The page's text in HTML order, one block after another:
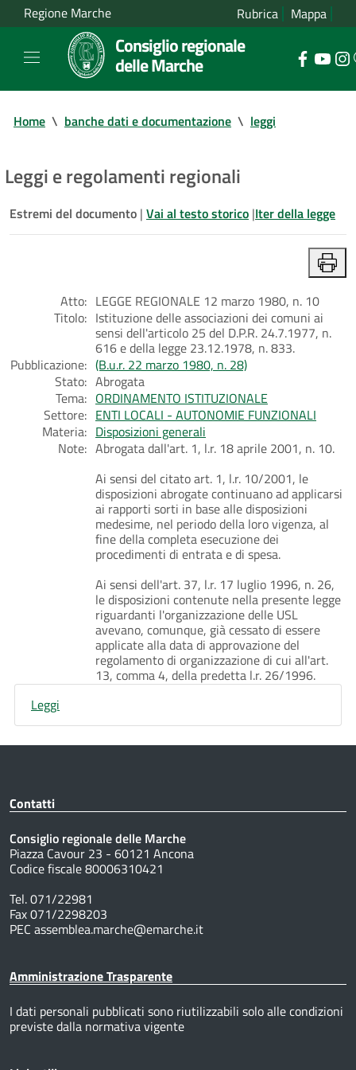
Regione Marche Rubrica Mappa
Consiglio regionale
delle Marche
Home \ banche dati e documentazione \ leggi
Leggi e regolamenti regionali
Estremi del documento | Vai al testo storico |Iter della legge
Atto: LEGGE REGIONALE 12 marzo 1980, n. 10
Titolo: Istituzione delle associazioni dei comuni ai
sensi dell'articolo 25 del D.P.R. 24.7.1977, n.
616 e della legge 23.12.1978, n. 833.
Pubblicazione: (B.u.r. 22 marzo 1980, n. 28)
Stato: Abrogata
Tema: ORDINAMENTO ISTITUZIONALE
Settore: ENTI LOCALI - AUTONOMIE FUNZIONALI
Materia: Disposizioni generali
Note: Abrogata dall'art. 1, l.r. 18 aprile 2001, n. 10.
Ai sensi del citato art. 1, l.r. 10/2001, le
disposizioni abrogate continuano ad applicarsi
ai rapporti sorti in base alle disposizioni
medesime, nel periodo della loro vigenza, al
fine della completa esecuzione dei
procedimenti di entrata e di spesa.
Ai sensi dell'art. 37, l.r. 17 luglio 1996, n. 26,
le disposizioni contenute nella presente legge
riguardanti l'organizzazione delle USL
avevano, comunque, già cessato di essere
applicate alla data di approvazione del
regolamento di organizzazione di cui all'art.
13, comma 4, della predetta l.r. 26/1996.
Leggi
Contatti
Consiglio regionale delle Marche
Piazza Cavour 23 - 60121 Ancona
Codice fiscale 80006310421
Tel. 071/22981
Fax 071/2298203
PEC assemblea.marche@emarche.it
Amministrazione Trasparente
I dati personali pubblicati sono riutilizzabili solo alle condizioni
previste dalla normativa vigente